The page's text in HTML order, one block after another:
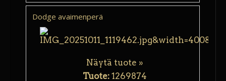
Dodge avaimenperä
Näytä tuote »
Tuote:1269874